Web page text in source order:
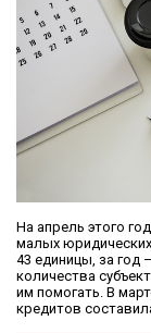
На апрель этого
малых
43 единицы, за год
количества
им помогать. В
кредитов